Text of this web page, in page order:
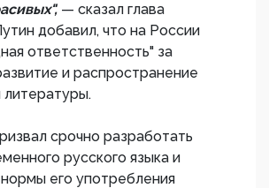
— сказал глава
добавил, что на России
ответственность" за
и распространение
литературы.
срочно разработать
русского языка и
его употребления